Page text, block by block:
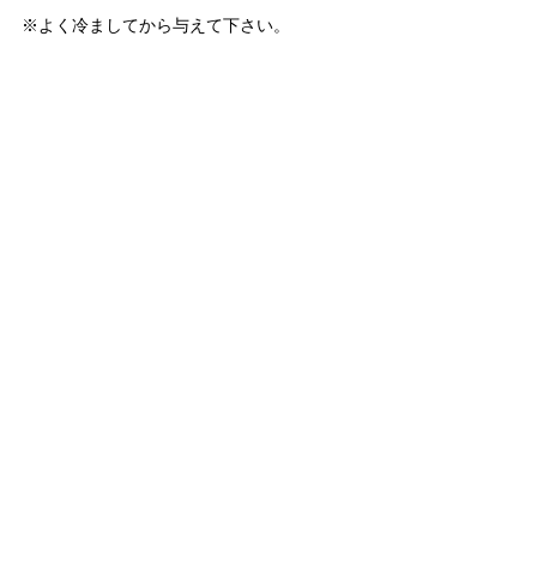
※よく冷ましてから与えて下さい。